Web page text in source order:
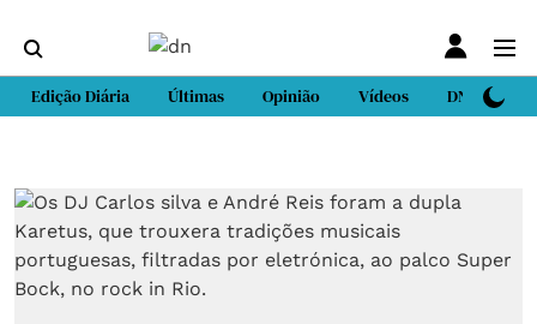
Edição Diária Últimas Opinião Vídeos DN Sport